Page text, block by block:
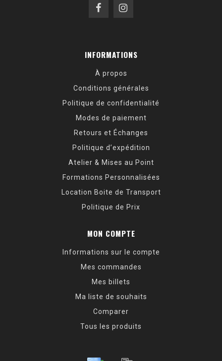
INFORMATIONS
À propos
Conditions générales
Politique de confidentialité
Modes de paiement
Retours et Échanges
Politique d’expédition
Atelier & Mises au Point
Formations Personnalisées
Location Boite de Transport
Politique de Prix
MON COMPTE
Informations sur le compte
Mes commandes
Mes billets
Ma liste de souhaits
Comparer
Tous les produits